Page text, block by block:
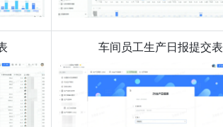
车间员工生产日报提交表